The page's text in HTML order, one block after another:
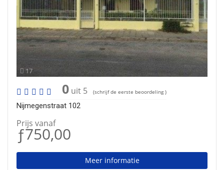
17
0 uit 5 (schrijf de eerste beoordeling )
Nijmegenstraat 102
Prijs vanaf
ƒ750,00
Meer informatie